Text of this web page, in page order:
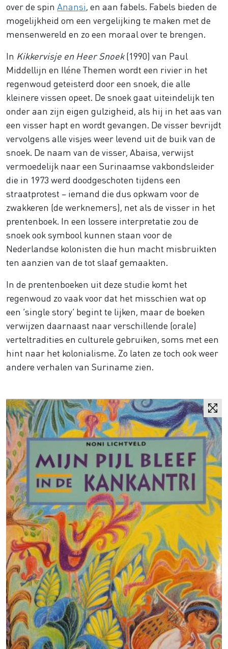
over de spin Anansi , en aan fabels. Fabels bieden de
mogelijkheid om een vergelijking te maken met de
mensenwereld en zo een moraal over te brengen.
In Kikkervisje en Heer Snoek(1990) van Paul
Middellijn en Iléne Themen wordt een rivier in het
regenwoud geteisterd door een snoek, die alle
kleinere vissen opeet. De snoek gaat uiteindelijk ten
onder aan zijn eigen gulzigheid, als hij in het aas van
een visser hapt en wordt gevangen. De visser bevrijdt
vervolgens alle visjes weer levend uit de buik van de
snoek. De naam van de visser, Abaisa, verwijst
vermoedelijk naar een Surinaamse vakbondsleider
die in 1973 werd doodgeschoten tijdens een
straatprotest – iemand die dus opkwam voor de
zwakkeren (de werknemers), net als de visser in het
prentenboek. In een lossere interpretatie zou de
snoek ook symbool kunnen staan voor de
Nederlandse kolonisten die hun macht misbruikten
ten aanzien van de tot slaaf gemaakten.
In de prentenboeken uit deze studie komt het
regenwoud zo vaak voor dat het misschien wat op
een ‘single story’ begint te lijken, maar de boeken
verwijzen daarnaast naar verschillende (orale)
verteltradities en culturele gebruiken, soms met een
hint naar het kolonialisme. Zo laten ze toch ook weer
andere verhalen van Suriname zien.